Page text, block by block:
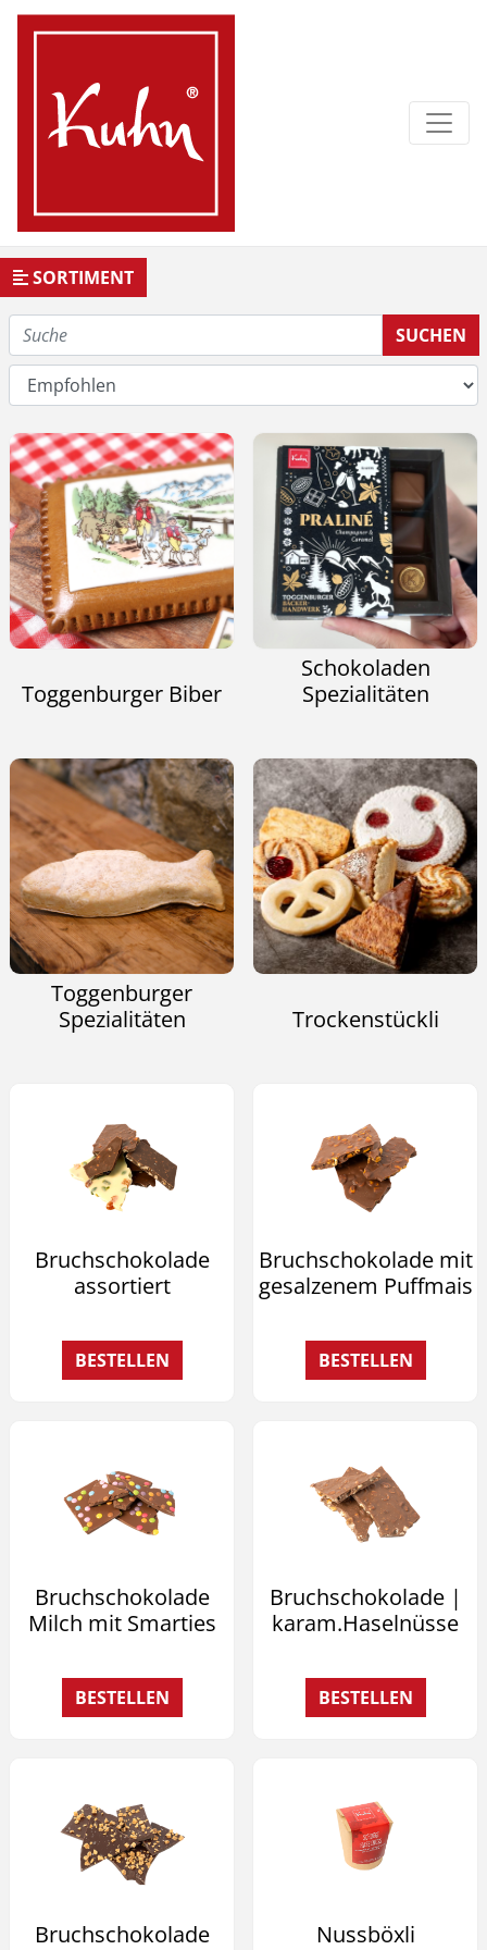
SORTIMENT
SUCHEN
Toggenburger Biber
Schokoladen
Spezialitäten
Toggenburger
Spezialitäten
Trockenstückli
Bruchschokolade
assortiert
BESTELLEN
Bruchschokolade mit
gesalzenem Puffmais
BESTELLEN
Bruchschokolade
Milch mit Smarties
BESTELLEN
Bruchschokolade |
karam.Haselnüsse
BESTELLEN
Bruchschokolade
Nussböxli